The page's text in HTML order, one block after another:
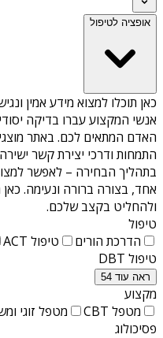
אופציה לטיפול
כאן תוכלו למצוא מידע אמין
אנשי המקצוע עברו בדיקה
האדם המתאים לכם. באתר
התמחות ודרכי יצירת קשר
בתהליך הבחירה – לאפשר
אחד, בצורה ברורה ונעימה.
ולהחליט בקצב שלכם.
טיפול
הדרכת הורים
טיפול ACT
טיפול DBT
ראה עוד 54
מקצוע
מטפל CBT
מטפל זוגי
פסיכולוג